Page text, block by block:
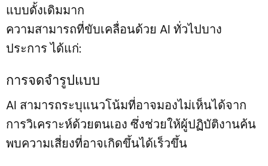
แบบดั้งเดิมมาก
ความสามารถที่ขับเคลื่อนด้วย AI ทั่วไปบาง
ประการ ได้แก่:
การจดจำรูปแบบ
AI สามารถระบุแนวโน้มที่อาจมองไม่เห็นได้จาก
การวิเคราะห์ด้วยตนเอง ซึ่งช่วยให้ผู้ปฏิบัติงานค้น
พบความเสี่ยงที่อาจเกิดขึ้นได้เร็วขึ้น